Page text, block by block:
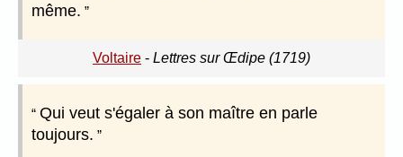
même.
Voltaire - Lettres sur Œdipe (1719)
Qui veut s'égaler à son maître en parle
toujours.